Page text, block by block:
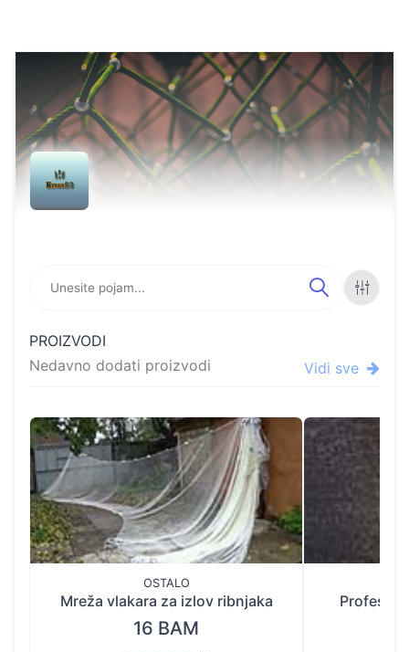
Online store featuring
RI
PROIZVODI
Nedavno dodati proizvodi
Vidi sve
OSTALO
Mreža vlakara za izlov ribnjaka
16 BAM